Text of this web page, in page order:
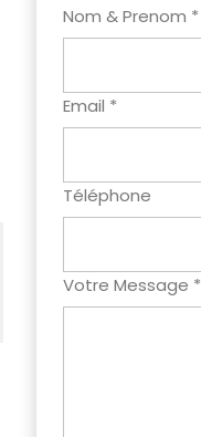
Nom & Prenom *
Email *
Téléphone
Votre Message *